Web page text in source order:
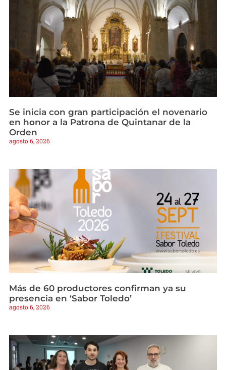
Se inicia con gran participación el novenario
en honor a la Patrona de Quintanar de la
Orden
agosto 6, 2026
Más de 60 productores confirman ya su
presencia en ‘Sabor Toledo’
agosto 6, 2026